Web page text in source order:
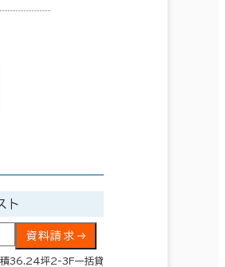
ト
資料請求
積36.24坪2-3F一括貸